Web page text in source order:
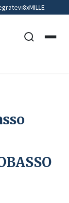
8xMILLE